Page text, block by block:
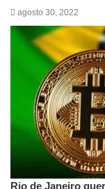
agosto 30, 2022
Rio de Janeiro